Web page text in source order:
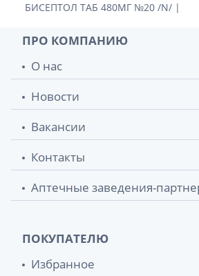
БИСЕПТОЛ ТАБ 480МГ №20 /N/ |
ПРО КОМПАНИЮ
О нас
Новости
Вакансии
Контакты
Аптечные заведения-
ПОКУПАТЕЛЮ
Избранное